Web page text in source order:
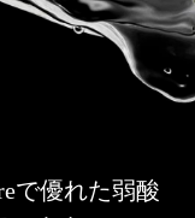
で優れた弱酸